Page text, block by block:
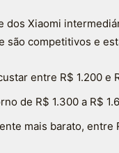
dos Xiaomi
são competitivos e
entre R$ 1.200 e
de R$ 1.300 a R$
mais barato, entre